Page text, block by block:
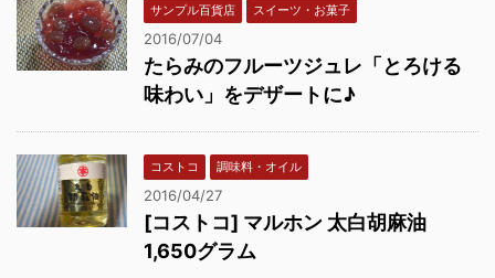
サンプル百貨店 スイーツ・お菓子
2016/07/04
たらみのフルーツジュレ「とろける
味わい」をデザートに♪
コストコ 調味料・オイル
2016/04/27
[コストコ] マルホン 太白胡麻油
1,650グラム